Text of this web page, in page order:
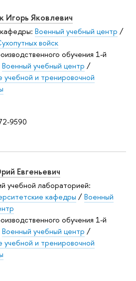
9590
Игорь Яковлевич
Военный учебный центр /
войск
обучения 1-й
Военный учебный центр /
и тренировочной
Евгеньевич
учебной лабораторией:
кафедры /Военный
обучения 1-й
Военный учебный центр /
и тренировочной